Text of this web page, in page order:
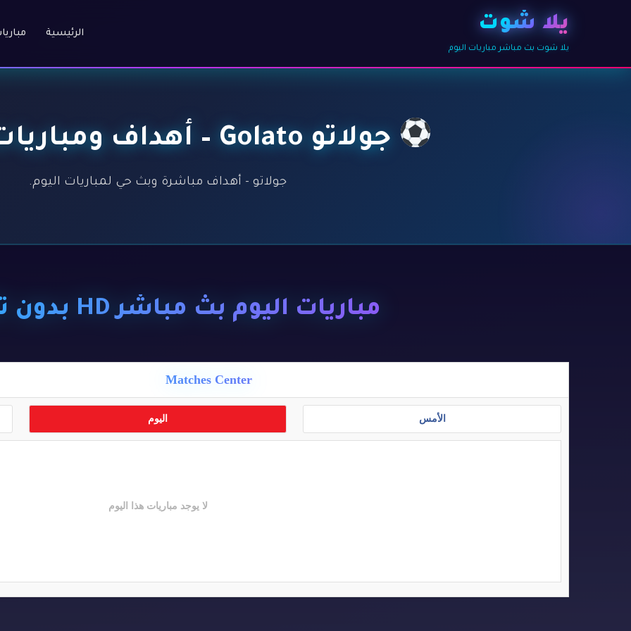
يلا شوت
يلا شوت بث مباشر مباريات اليوم
الرئيسية
جولاتو Golato – أهداف ومباريات مباشرة
جولاتو - أهداف مباشرة وبث حي لمباريات اليوم.
مباريات اليوم بث مباشر HD بدون تقطيع
Matches Center
الأمس اليوم
لا يوجد مباريات هذا اليوم